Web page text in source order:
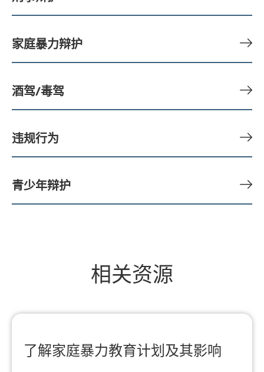
家庭暴力辩护
酒驾/毒驾
违规行为
青少年辩护
相关资源
了解家庭暴力教育计划及其影响